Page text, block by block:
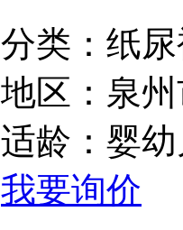
分类：纸
地区：泉
适龄：婴
我要询价